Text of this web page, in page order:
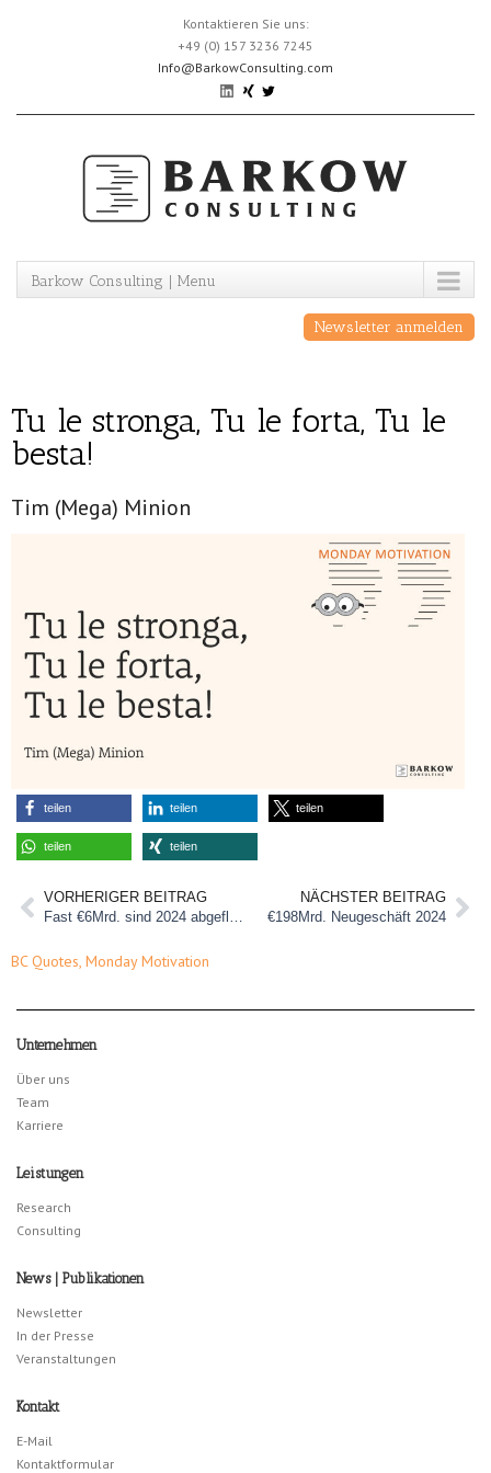
Kontaktieren Sie uns:
+49 (0) 157 3236 7245
Info@BarkowConsulting.com
Barkow Consulting | Menu
Newsletter anmelden
Tu le stronga, Tu le forta, Tu le
besta!
Tim (Mega) Minion
teilen teilen teilen
teilen teilen
VORHERIGER BEITRAG
Fast €6Mrd. sind 2024 abgeflossen
NÄCHSTER BEITRAG
€198Mrd. Neugeschäft 2024
BC Quotes, Monday Motivation
Unternehmen
Über uns
Team
Karriere
Leistungen
Research
Consulting
News | Publikationen
Newsletter
In der Presse
Veranstaltungen
Kontakt
E-Mail
Kontaktformular